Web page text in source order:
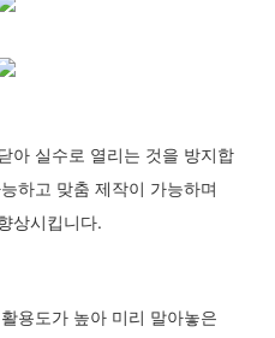
아 실수로 열리는 것을 방지합
하고 맞춤 제작이 가능하며
상시킵니다.
용도가 높아 미리 말아놓은